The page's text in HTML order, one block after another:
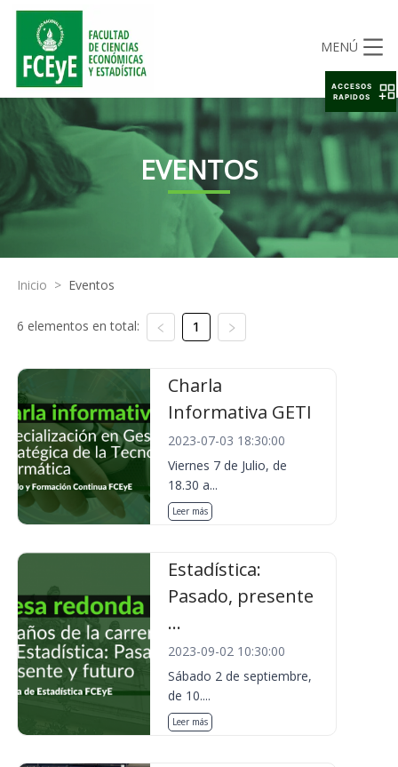
MENÚ
EVENTOS
Inicio > Eventos
6 elementos en total: 1
Charla
Informativa GETI
2023-07-03 18:30:00
Viernes 7 de Julio, de
18.30 a...
Leer más
Estadística:
Pasado, presente
...
2023-09-02 10:30:00
Sábado 2 de septiembre,
de 10....
Leer más
ACCESOS
RAPIDOS